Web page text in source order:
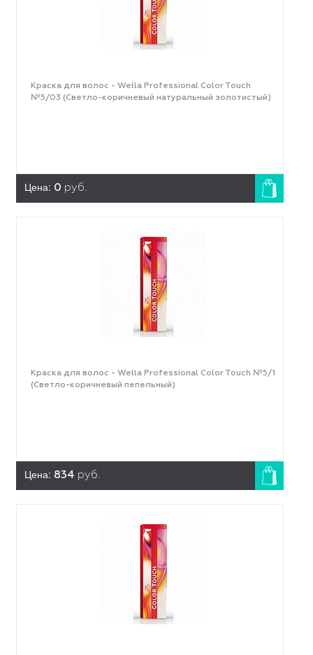
Краска для волос - Wella Professional Color Touch
№5/03 (Светло-коричневый натуральный золотистый)
Цена: 0 руб.
Краска для волос - Wella Professional Color Touch №5/1
(Светло-коричневый пепельный)
Цена: 834 руб.